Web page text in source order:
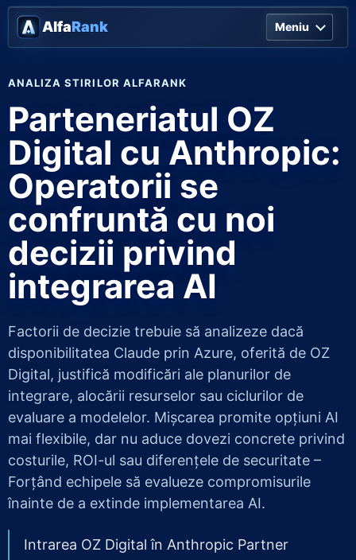
AlfaRank Meniu
ANALIZA STIRILOR ALFARANK
Parteneriatul OZ
Digital cu Anthropic:
Operatorii se
confruntă cu noi
decizii privind
integrarea AI
Factorii de decizie trebuie să analizeze dacă
disponibilitatea Claude prin Azure, oferită de OZ
Digital, justifică modificări ale planurilor de
integrare, alocării resurselor sau ciclurilor de
evaluare a modelelor. Mișcarea promite opțiuni AI
mai flexibile, dar nu aduce dovezi concrete privind
costurile, ROI-ul sau diferențele de securitate –
Forțând echipele să evalueze compromisurile
înainte de a extinde implementarea AI.
Intrarea OZ Digital în Anthropic Partner